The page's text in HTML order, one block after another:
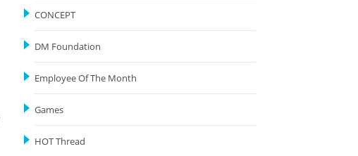
CONCEPT
DM Foundation
Employee Of The Month
Games
HOT Thread